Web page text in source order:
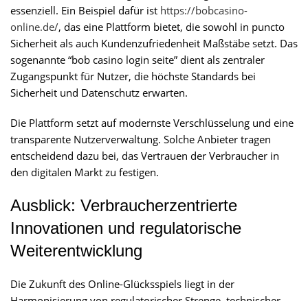
essenziell. Ein Beispiel dafür ist https://bobcasino-
online.de/, das eine Plattform bietet, die sowohl in puncto
Sicherheit als auch Kundenzufriedenheit Maßstäbe setzt. Das
sogenannte “bob casino login seite” dient als zentraler
Zugangspunkt für Nutzer, die höchste Standards bei
Sicherheit und Datenschutz erwarten.
Die Plattform setzt auf modernste Verschlüsselung und eine
transparente Nutzerverwaltung. Solche Anbieter tragen
entscheidend dazu bei, das Vertrauen der Verbraucher in
den digitalen Markt zu festigen.
Ausblick: Verbraucherzentrierte
Innovationen und regulatorische
Weiterentwicklung
Die Zukunft des Online-Glücksspiels liegt in der